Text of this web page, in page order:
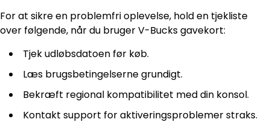
For at sikre en problemfri oplevelse, hold en tjekliste
over følgende, når du bruger V-Bucks gavekort:
Tjek udløbsdatoen før køb.
Læs brugsbetingelserne grundigt.
Bekræft regional kompatibilitet med din konsol.
Kontakt support for aktiveringsproblemer straks.